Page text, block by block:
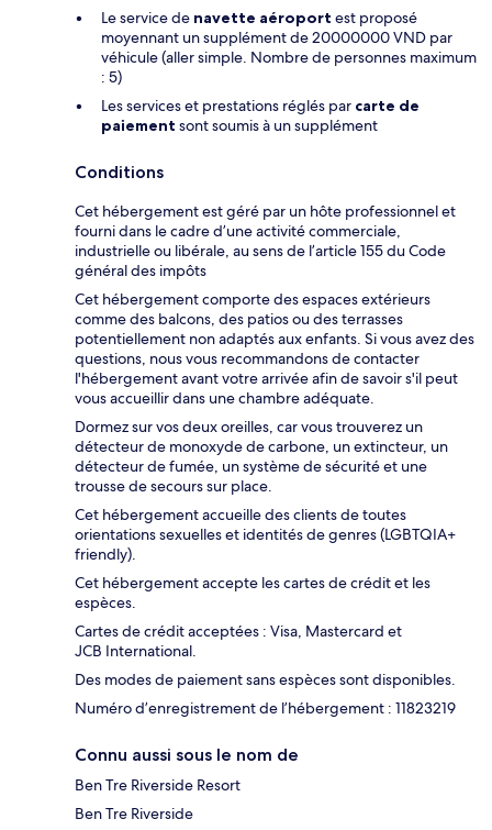
Le service de navette aéroport est proposé
moyennant un supplément de 20000000 VND par
véhicule (aller simple. Nombre de personnes maximum
: 5)
Les services et prestations réglés par carte de
paiement sont soumis à un supplément
Conditions
Cet hébergement est géré par un hôte professionnel et
fourni dans le cadre d’une activité commerciale,
industrielle ou libérale, au sens de l’article 155 du Code
général des impôts
Cet hébergement comporte des espaces extérieurs
comme des balcons, des patios ou des terrasses
potentiellement non adaptés aux enfants. Si vous avez des
questions, nous vous recommandons de contacter
l'hébergement avant votre arrivée afin de savoir s'il peut
vous accueillir dans une chambre adéquate.
Dormez sur vos deux oreilles, car vous trouverez un
détecteur de monoxyde de carbone, un extincteur, un
détecteur de fumée, un système de sécurité et une
trousse de secours sur place.
Cet hébergement accueille des clients de toutes
orientations sexuelles et identités de genres (LGBTQIA+
friendly).
Cet hébergement accepte les cartes de crédit et les
espèces.
Cartes de crédit acceptées : Visa, Mastercard et
JCB International.
Des modes de paiement sans espèces sont disponibles.
Numéro d’enregistrement de l’hébergement : 11823219
Connu aussi sous le nom de
Ben Tre Riverside Resort
Ben Tre Riverside